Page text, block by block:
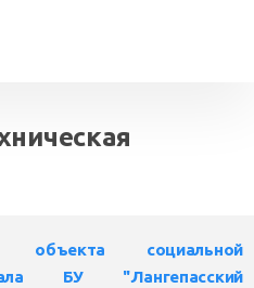
объекта социальной
БУ "Лангепасский